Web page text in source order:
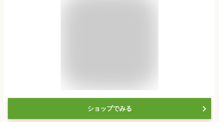
ショップでみる